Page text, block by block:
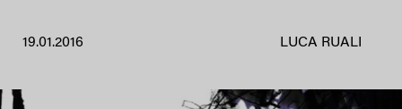
19.01.2016 LUCA RUALI